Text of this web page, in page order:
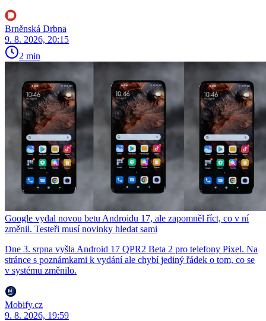
Brněnská Drbna
9. 8. 2026, 20:15
2 min
Google vydal novou betu Androidu 17, ale zapomněl říct, co v ní
změnil. Testeři musí novinky hledat sami
Dne 3. srpna vyšla Android 17 QPR2 Beta 2 pro telefony Pixel. Na
stránce s poznámkami k vydání ale chybí jediný řádek o tom, co se
v systému změnilo.
Mobify.cz
9. 8. 2026, 19:59